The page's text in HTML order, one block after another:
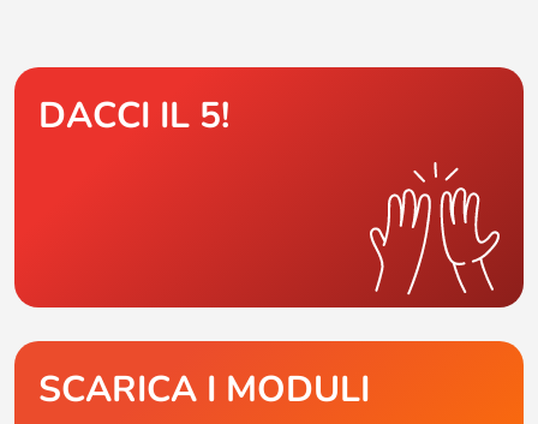
DACCI IL 5!
SCARICA I MODULI